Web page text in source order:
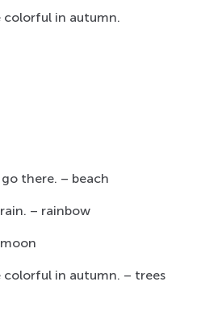
colorful in autumn.
there. – beach
– rainbow
colorful in autumn. – trees